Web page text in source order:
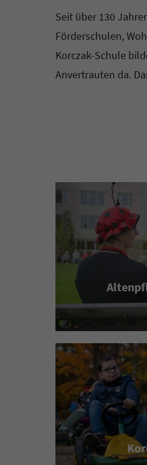
Seit über 130
Förderschulen,
Korczak-Schule
Anvertrauten da.